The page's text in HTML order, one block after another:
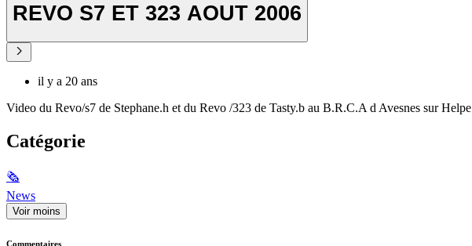
REVO S7 ET 323 AOUT 2006
il y a 20 ans
Video du Revo/s7 de Stephane.h et du Revo /323 de Tasty.b au B.R.C.A d Avesnes sur Helpe
Catégorie
🗞
News
Voir moins
Commentaires